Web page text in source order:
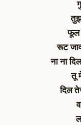
फूल
रूट
ना ना
तू
दिल